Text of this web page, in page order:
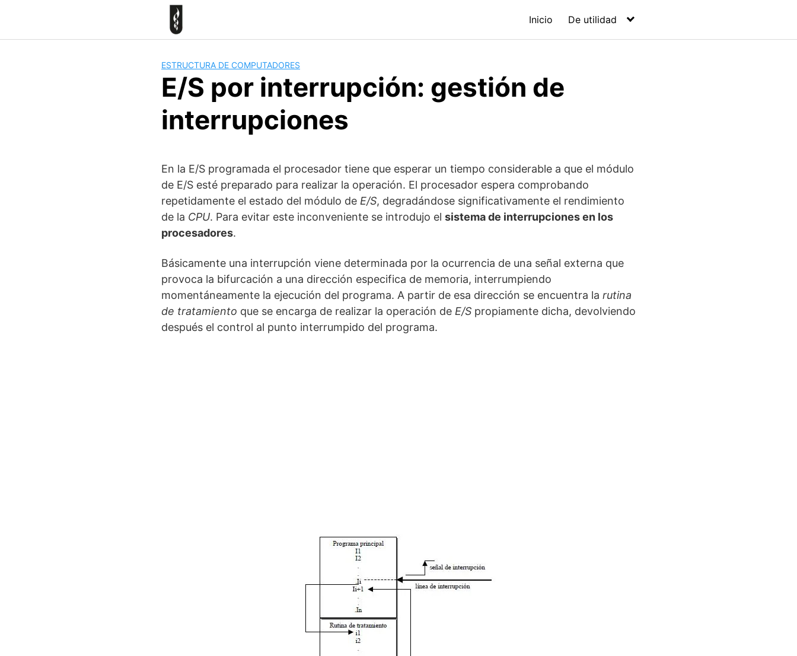
Inicio De utilidad
ESTRUCTURA DE COMPUTADORES
E/S por interrupción: gestión de
interrupciones
En la E/S programada el procesador tiene que esperar un tiempo considerable a que el módulo
de E/S esté preparado para realizar la operación. El procesador espera comprobando
repetidamente el estado del módulo de E/S, degradándose significativamente el rendimiento
de la CPU. Para evitar este inconveniente se introdujo el sistema de interrupciones en los
procesadores.
Básicamente una interrupción viene determinada por la ocurrencia de una señal externa que
provoca la bifurcación a una dirección especifica de memoria, interrumpiendo
momentáneamente la ejecución del programa. A partir de esa dirección se encuentra la rutina
de tratamiento que se encarga de realizar la operación de E/S propiamente dicha, devolviendo
después el control al punto interrumpido del programa.